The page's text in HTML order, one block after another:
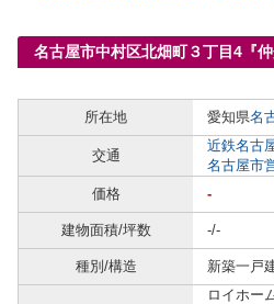
名古屋市中村区北畑町３丁目4『
所在地
愛知県名
交通
近鉄名古
名古屋市
価格
-
建物面積/坪数 -/-
種別/構造 新築一戸
ロイホー